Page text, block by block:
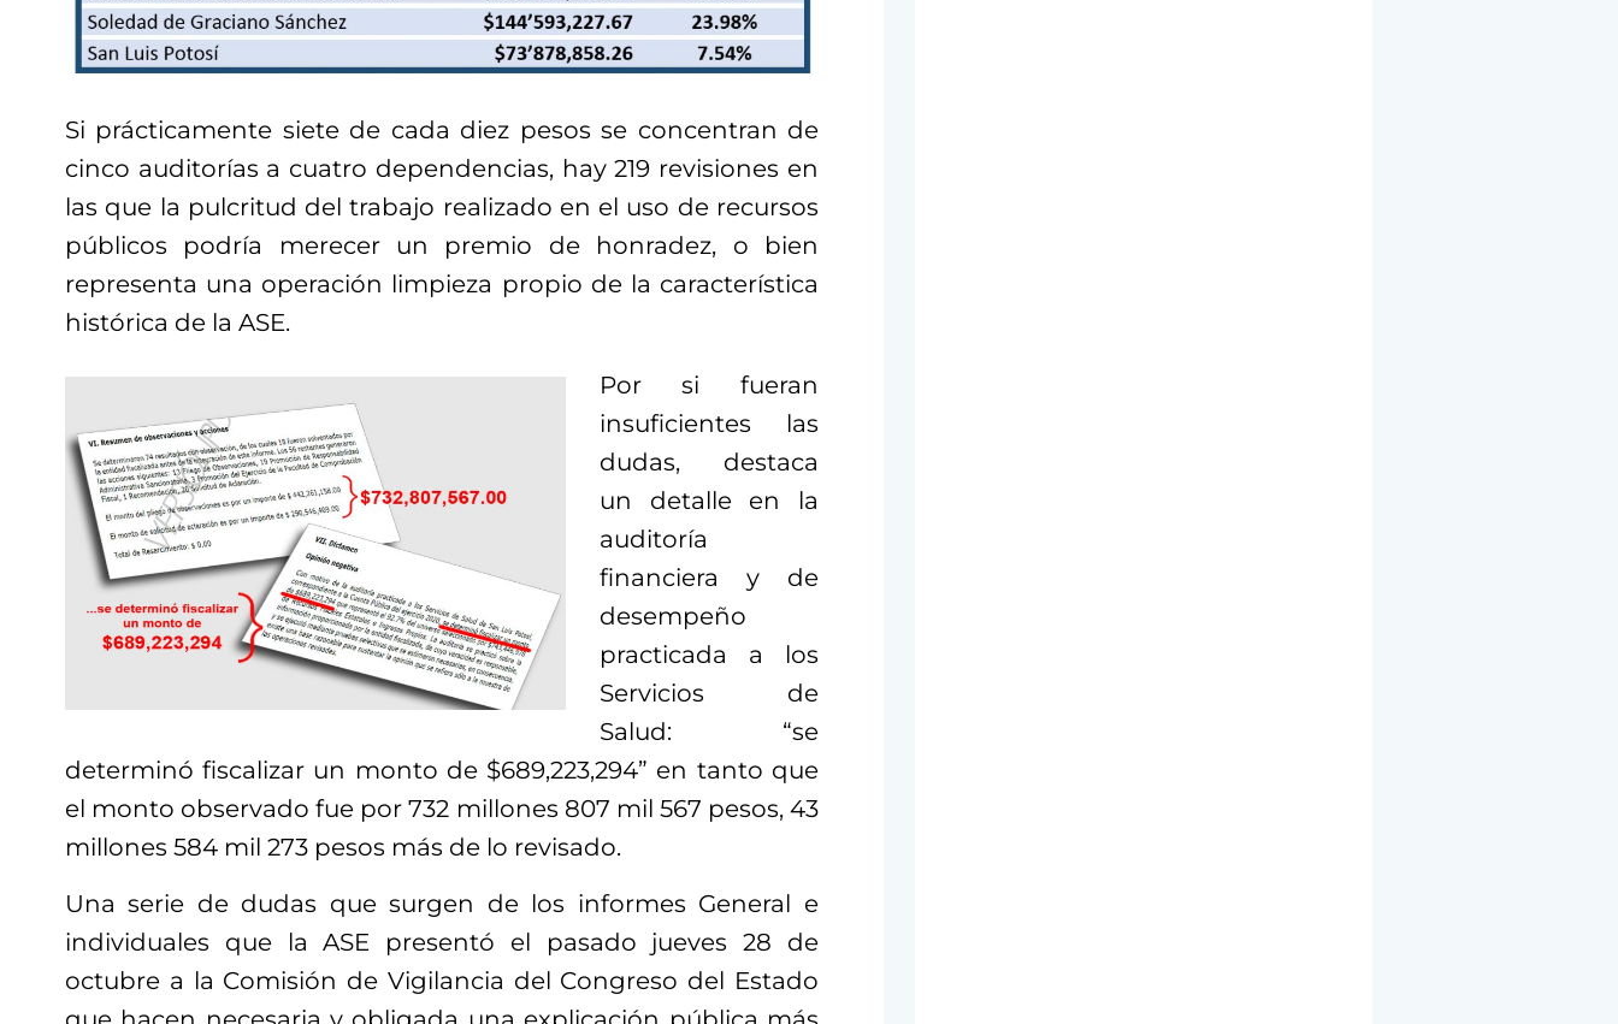
Si prácticamente siete de cada diez pesos se concentran de
cinco auditorías a cuatro dependencias, hay 219 revisiones en
las que la pulcritud del trabajo realizado en el uso de recursos
públicos podría merecer un premio de honradez, o bien
representa una operación limpieza propio de la característica
histórica de la ASE.
Por si fueran
insuficientes las
dudas, destaca
un detalle en la
auditoría
financiera y de
desempeño
practicada a los
Servicios de
Salud: “se
determinó fiscalizar un monto de $689,223,294” en tanto que
el monto observado fue por 732 millones 807 mil 567 pesos, 43
millones 584 mil 273 pesos más de lo revisado.
Una serie de dudas que surgen de los informes General e
individuales que la ASE presentó el pasado jueves 28 de
octubre a la Comisión de Vigilancia del Congreso del Estado